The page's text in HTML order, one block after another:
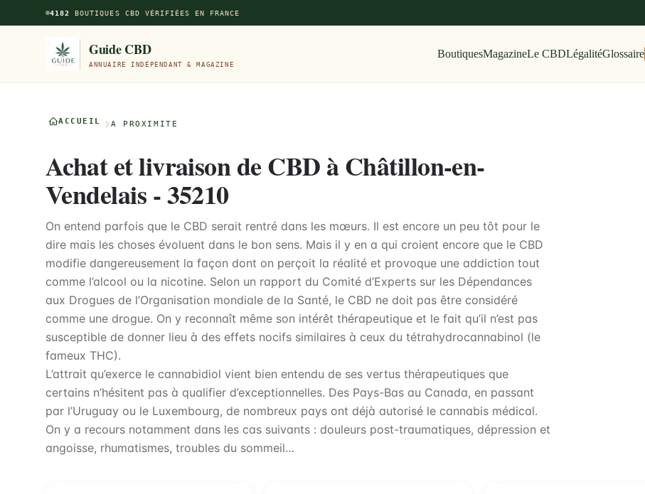
Aller au contenu principal
4182 BOUTIQUES CBD VÉRIFIÉES EN FRANCE
Guide CBD
ANNUAIRE INDÉPENDANT & MAGAZINE
BoutiquesMagazineLe CBDLégalitéGlossaire
ACCUEIL À PROXIMITÉ
Achat et livraison de CBD à Châtillon-en-
Vendelais - 35210
On entend parfois que le CBD serait rentré dans les mœurs. Il est encore un peu tôt pour le
dire mais les choses évoluent dans le bon sens. Mais il y en a qui croient encore que le CBD
modifie dangereusement la façon dont on perçoit la réalité et provoque une addiction tout
comme l’alcool ou la nicotine. Selon un rapport du Comité d’Experts sur les Dépendances
aux Drogues de l’Organisation mondiale de la Santé, le CBD ne doit pas être considéré
comme une drogue. On y reconnaît même son intérêt thérapeutique et le fait qu’il n’est pas
susceptible de donner lieu à des effets nocifs similaires à ceux du tétrahydrocannabinol (le
fameux THC).
L’attrait qu’exerce le cannabidiol vient bien entendu de ses vertus thérapeutiques que
certains n’hésitent pas à qualifier d’exceptionnelles. Des Pays-Bas au Canada, en passant
par l’Uruguay ou le Luxembourg, de nombreux pays ont déjà autorisé le cannabis médical.
On y a recours notamment dans les cas suivants : douleurs post-traumatiques, dépression et
angoisse, rhumatismes, troubles du sommeil…